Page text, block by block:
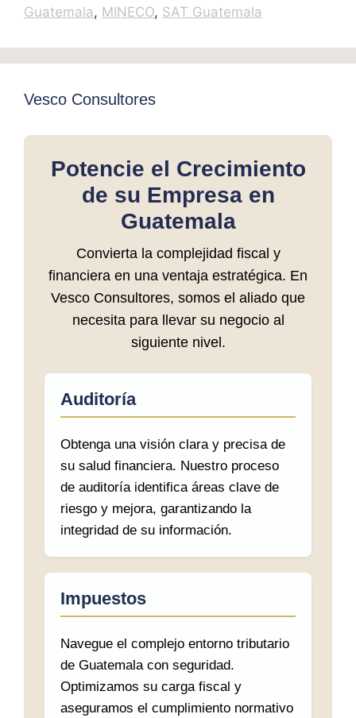
Guatemala, MINECO, SAT Guatemala
Vesco Consultores
Potencie el Crecimiento
de su Empresa en
Guatemala
Convierta la complejidad fiscal y
financiera en una ventaja estratégica. En
Vesco Consultores, somos el aliado que
necesita para llevar su negocio al
siguiente nivel.
Auditoría
Obtenga una visión clara y precisa de
su salud financiera. Nuestro proceso
de auditoría identifica áreas clave de
riesgo y mejora, garantizando la
integridad de su información.
Impuestos
Navegue el complejo entorno tributario
de Guatemala con seguridad.
Optimizamos su carga fiscal y
aseguramos el cumplimiento normativo